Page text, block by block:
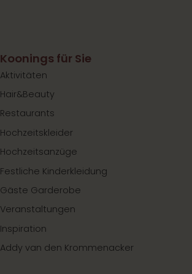
Koonings für Sie
Aktivitäten
Hair&Beauty
Restaurants
Hochzeitskleider
Hochzeitsanzüge
Festliche Kinderkleidung
Gäste Garderobe
Veranstaltungen
Inspiration
Addy van den Krommenacker